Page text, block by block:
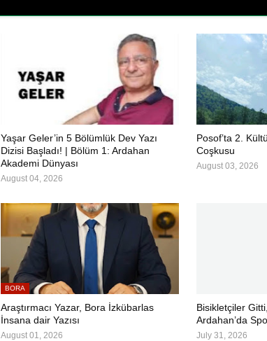
Yaşar Geler’in 5 Bölümlük Dev Yazı
Dizisi Başladı! | Bölüm 1: Ardahan
Akademi Dünyası
August 04, 2026
Posof’ta 2.
Coşkusu
August 03, 2026
BORA
Araştırmacı Yazar, Bora İzkübarlas
İnsana dair Yazısı
August 01, 2026
Bisikletçiler
Ardahan’da
July 31, 2026